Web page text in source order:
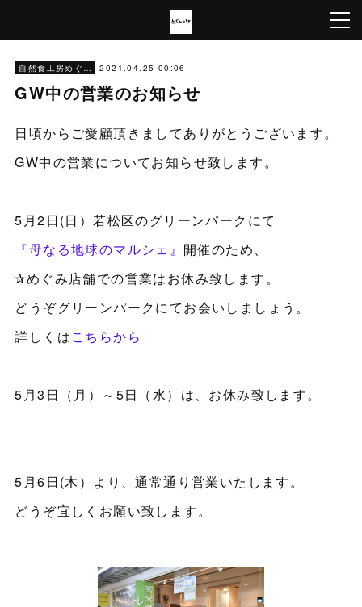
自然食工房めぐみ 2021.04.25 00:06
GW中の営業のお知らせ
日頃からご愛顧頂きましてありがとうございます。
GW中の営業についてお知らせ致します。
5月2日(日）若松区のグリーンパークにて
『母なる地球のマルシェ』 開催のため、
✰めぐみ店舗での営業はお休み致します。
どうぞグリーンパークにてお会いしましょう。
詳しくはこちらから
5月3日（月）～5日（水）は、お休み致します。
5月6日(木）より、通常通り営業いたします。
どうぞ宜しくお願い致します。